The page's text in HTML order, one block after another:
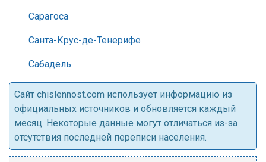
Сарагоса
Санта-Крус-де-Тенерифе
Сабадель
Cайт chislennost.com использует информацию из
официальных источников и обновляется каждый
месяц. Некоторые данные могут отличаться из-за
отсутствия последней переписи населения.